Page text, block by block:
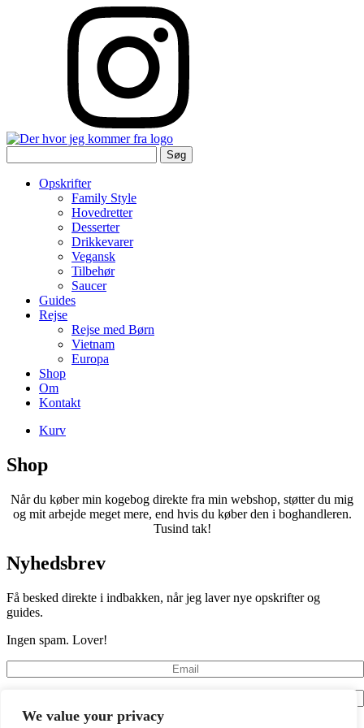
We value your privacy
efter:
Opskrifter
Family Style
Hovedretter
Desserter
Drikkevarer
Vegansk
Tilbehør
Saucer
Guides
Rejse
Rejse med Børn
Vietnam
Europa
Shop
Om
Kontakt
Kurv
Shop
Når du køber min kogebog direkte fra min webshop, støtter du mig
og mit arbejde meget mere, end hvis du køber den i boghandleren.
Tusind tak!
Nyhedsbrev
Få besked direkte i indbakken, når jeg laver nye opskrifter og
guides.
Ingen spam. Lover!